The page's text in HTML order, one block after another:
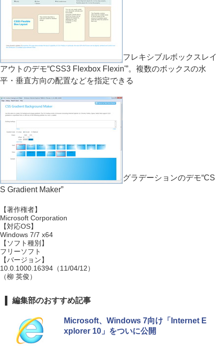
フレキシブルボックスレイ
アウトのデモ“CSS3 Flexbox Flexin'”。複数のボックスの水
平・垂直方向の配置などを指定できる
グラデーションのデモ“CS
S Gradient Maker”
【著作権者】
Microsoft Corporation
【対応OS】
Windows 7/7 x64
【ソフト種別】
フリーソフト
【バージョン】
10.0.1000.16394（11/04/12）
（柳 英俊）
編集部のおすすめ記事
Microsoft、Windows 7向け「Internet E
xplorer 10」をついに公開